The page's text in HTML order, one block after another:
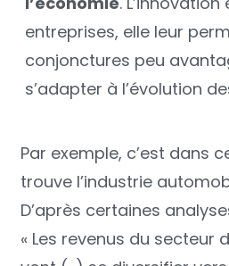
entreprises, elle leur
conjonctures peu
s’adapter à l’évolution
Par exemple, c’est dans
trouve l’industrie
D’après certaines
« Les revenus du secteur